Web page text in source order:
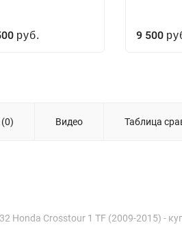
руб. 9 500
Видео Таблица
Honda Crosstour 1 TF (2009-2015) -